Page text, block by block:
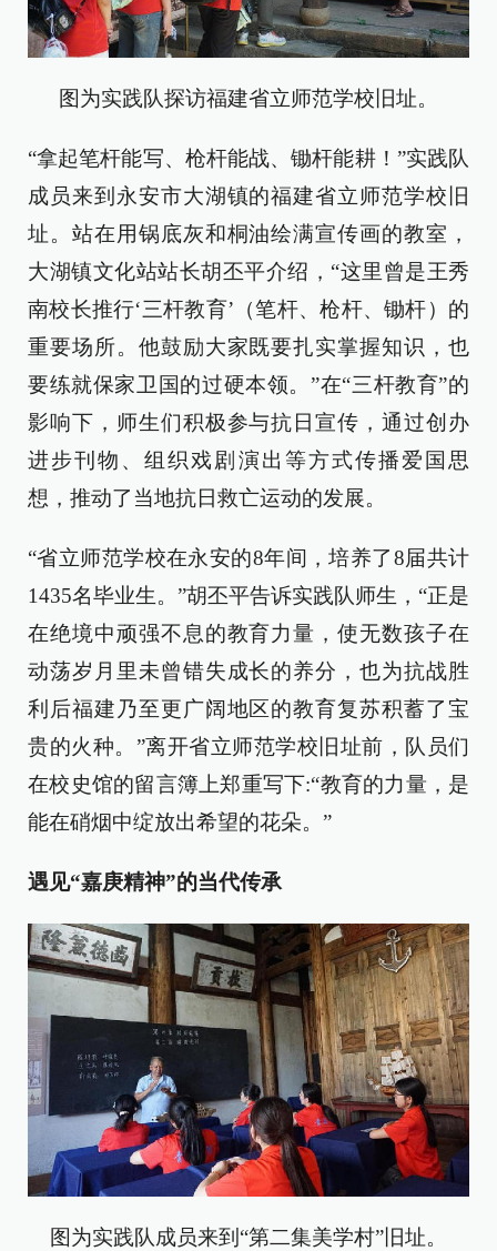
图为实践队探访福建省立师范学校旧址。
“拿起笔杆能写、枪杆能战、锄杆能耕！”实践队
成员来到永安市大湖镇的福建省立师范学校旧
址。站在用锅底灰和桐油绘满宣传画的教室，
大湖镇文化站站长胡丕平介绍，“这里曾是王秀
南校长推行‘三杆教育’（笔杆、枪杆、锄杆）的
重要场所。他鼓励大家既要扎实掌握知识，也
要练就保家卫国的过硬本领。”在“三杆教育”的
影响下，师生们积极参与抗日宣传，通过创办
进步刊物、组织戏剧演出等方式传播爱国思
想，推动了当地抗日救亡运动的发展。
“省立师范学校在永安的8年间，培养了8届共计
1435名毕业生。”胡丕平告诉实践队师生，“正是
在绝境中顽强不息的教育力量，使无数孩子在
动荡岁月里未曾错失成长的养分，也为抗战胜
利后福建乃至更广阔地区的教育复苏积蓄了宝
贵的火种。”离开省立师范学校旧址前，队员们
在校史馆的留言簿上郑重写下:“教育的力量，是
能在硝烟中绽放出希望的花朵。”
遇见“嘉庚精神”的当代传承
图为实践队成员来到“第二集美学村”旧址。